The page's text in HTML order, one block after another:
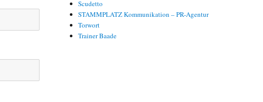
Scudetto
STAMMPLATZ Kommunikation – PR-Agentur
Torwort
Trainer Baade